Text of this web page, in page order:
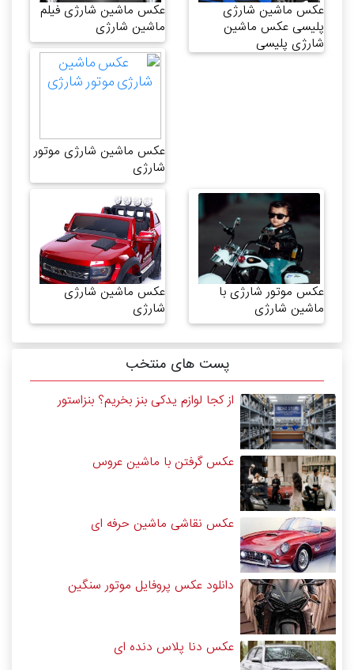
عکس ماشین شارژی
پلیسی عکس ماشین
شارژی پلیسی
عکس ماشین شارژی فیلم
ماشین شارژی
عکس ماشین شارژی موتور
شارژی
عکس موتور شارژی با
ماشین شارژی
عکس ماشین شارژی
شارژی
پست های منتخب
از کجا لوازم یدکی بنز بخریم؟ بنزاستور
عکس گرفتن با ماشین عروس
عکس نقاشی ماشین حرفه ای
دانلود عکس پروفایل موتور سنگین
عکس دنا پلاس دنده ای